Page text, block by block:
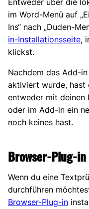
Entweder über die
im Word-Menü auf
Ins“ nach „Duden-
in-Installationsseite,
klickst.
Nachdem das Add-
aktiviert wurde, hast
entweder mit deinen
oder im Add-in ein
noch keines hast.
Browser-Plug-in
Wenn du eine
durchführen
Browser-Plug-in